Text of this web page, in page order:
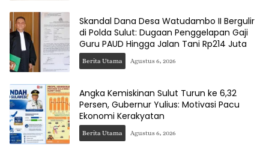
Skandal Dana Desa Watudambo II Bergulir
di Polda Sulut: Dugaan Penggelapan Gaji
Guru PAUD Hingga Jalan Tani Rp214 Juta
Berita Utama Agustus 6, 2026
Angka Kemiskinan Sulut Turun ke 6,32
Persen, Gubernur Yulius: Motivasi Pacu
Ekonomi Kerakyatan
Berita Utama Agustus 6, 2026